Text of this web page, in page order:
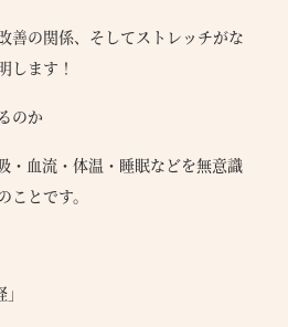
善の関係、そしてストレッチがな
します！
のか
・血流・体温・睡眠などを無意識
とです。